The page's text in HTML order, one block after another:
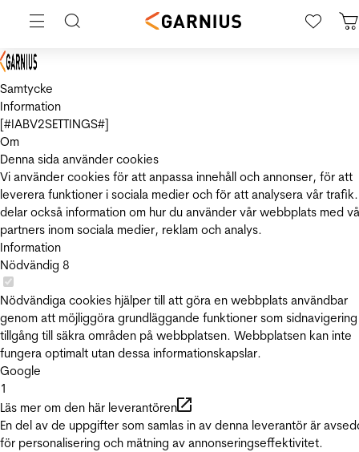
Samtycke
Information
[#IABV2SETTINGS#]
Om
Denna sida använder cookies
Vi använder cookies för att anpassa innehåll och annonser, för att
leverera funktioner i sociala medier och för att analysera vår
delar också information om hur du använder vår webbplats med
partners inom sociala medier, reklam och analys.
Information
Nödvändig 8
Nödvändiga cookies hjälper till att göra en webbplats användbar
genom att möjliggöra grundläggande funktioner som
tillgång till säkra områden på webbplatsen. Webbplatsen kan inte
fungera optimalt utan dessa informationskapslar.
Google
1
Läs mer om den här leverantören
En del av de uppgifter som samlas in av denna leverantör är
för personalisering och mätning av annonseringseffektivitet.